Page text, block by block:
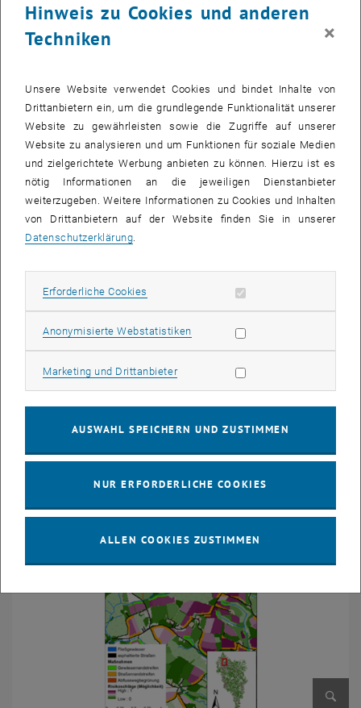
Rückverfolgung der Emission zu ihrem Ursprung auf der Fläche. Die
Lokalisierung der Emissionen führt zu einer effektiven und kosten-
oberösterreichischen Einzugsgebieten, die eine Verfehlung des
Umweltqualitätsziels für Phosphat-Phosphor aufweisen. Eine
Kartierung in Teilen der modellierten Einzugsgebiete ergab eine gute
Übereinstimmung der ausgewiesenen Hotspotflächen im Gelände.
Zur Evaluierung der Wirksamkeit der modellierten und weiterer
Erosionsschutzmaßnahmen wurde im Verlauf des Projekts ein
Pilotgebiet ausgewählt, indem die Erosionsschutzmaßnahmen
umgesetzt und mithilfe eines Gewässermonitorings bewertet
Phosphor- und Schwebstoffkonzentrationen und -frachten, der
Feinsedimentbelastung im Gewässerbett und anhand biologischer
Makrozoobenthos bewertet werden.
Automatischer Datenreport:
https://genesis.iwag.tuwien.ac.at/s/xr2t6LMxWn7ntXy
Hinweis zu Cookies und anderen
Techniken
×
Unsere Website verwendet Cookies und bindet Inhalte von
Drittanbietern ein, um die grundlegende Funktionalität unserer
Website zu gewährleisten sowie die Zugriffe auf unserer
Website zu analysieren und um Funktionen für soziale Medien
und zielgerichtete Werbung anbieten zu können. Hierzu ist es
nötig Informationen an die jeweiligen Dienstanbieter
weiterzugeben. Weitere Informationen zu Cookies und Inhalten
von Drittanbietern auf der Website finden Sie in unserer
Datenschutzerklärung.
Erforderliche Cookies Erforderliche Cookies zulassen
Anonymisierte WebstatistikenStatistik Cookies zulassen
Marketing und DrittanbieterMarketing Cookies zulassen
AUSWAHL SPEICHERN UND ZUSTIMMEN
NUR ERFORDERLICHE COOKIES
ALLEN COOKIES ZUSTIMMEN